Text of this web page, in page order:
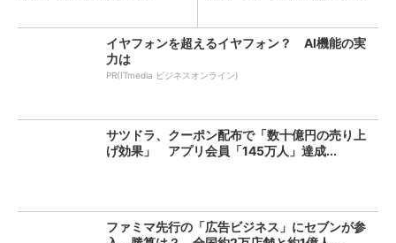
イヤフォンを超えるイヤフォン？ AI機能の実
力は
PR(ITmedia ビジネスオンライン)
サツドラ、クーポン配布で「数十億円の売り上
げ効果」 アプリ会員「145万人」達成...
ファミマ先行の「広告ビジネス」にセブンが参